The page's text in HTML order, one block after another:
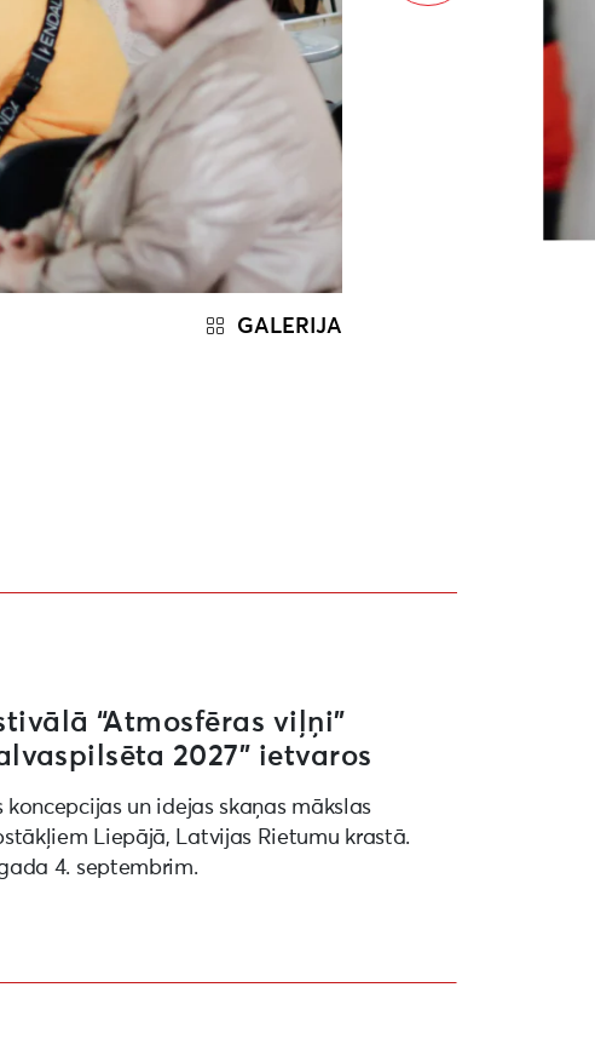
GALERIJA
“Atmosfēras viļņi”
2027” ietvaros
koncepcijas un idejas skaņas mākslas
Liepājā, Latvijas Rietumu krastā.
4. septembrim.